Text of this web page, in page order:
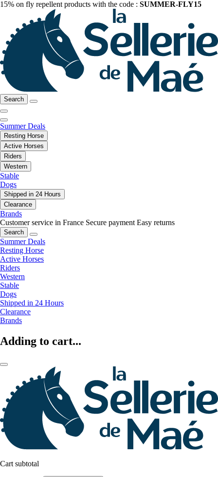
15% on fly repellent products with the code : SUMMER-FLY15
Search
Summer Deals
Resting Horse
Active Horses
Riders
Western
Stable
Dogs
Shipped in 24 Hours
Clearance
Brands
Customer service in France Secure payment Easy returns
Search
Summer Deals
Resting Horse
Active Horses
Riders
Western
Stable
Dogs
Shipped in 24 Hours
Clearance
Brands
Adding to cart...
Cart subtotal